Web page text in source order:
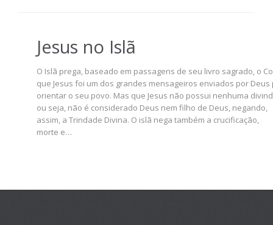
Jesus no Islã
O Islã prega, baseado em passagens de seu livro sagrado, o
que Jesus foi um dos grandes mensageiros enviados por Deus
orientar o seu povo. Mas que Jesus não possui nenhuma
ou seja, não é considerado Deus nem filho de Deus, negando,
assim, a Trindade Divina. O islã nega também a crucificação,
morte e…